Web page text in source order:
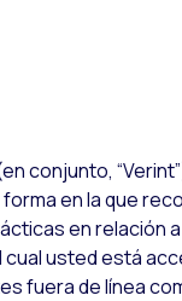
conjunto,
en la que
en relación
usted está
fuera de línea